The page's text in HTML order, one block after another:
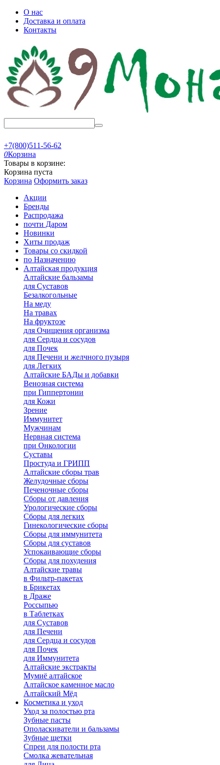
О нас
Доставка и оплата
Контакты
+7(800)511-56-62
0Корзина
Товары в корзине:
Корзина пуста
Корзина Оформить заказ
Акции
Бренды
Распродажа
почти Даром
Новинки
Хиты продаж
Товары со скидкой
по Назначению
Алтайская продукция
Алтайские бальзамы
для Суставов
Безалкогольные
На меду
На травах
На фруктозе
для Очищения организма
для Сердца и сосудов
для Почек
для Печени и желчного пузыря
для Легких
Алтайские БАДы и добавки
Венозная система
при Гиппертонии
для Кожи
Зрение
Иммунитет
Мужчинам
Нервная система
при Онкологии
Суставы
Простуда и ГРИПП
Алтайские сборы трав
Желудочные сборы
Печеночные сборы
Сборы от давления
Урологические сборы
Сборы для легких
Гинекологические сборы
Сборы для иммунитета
Сборы для суставов
Успокаивающие сборы
Сборы для похудения
Алтайские травы
в Фильтр-пакетах
в Брикетах
в Драже
Россыпью
в Таблетках
для Cуставов
для Печени
для Сердца и сосудов
для Почек
для Иммунитета
Алтайские экстракты
Мумиё алтайское
Алтайское каменное масло
Алтайский Мёд
Косметика и уход
Уход за полостью рта
Зубные пасты
Ополаскиватели и бальзамы
Зубные щетки
Спреи для полости рта
Смолка жевательная